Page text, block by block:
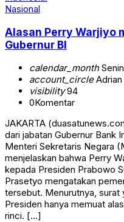
Nasional
Alasan Perry Warjiyo
Gubernur BI
calendar_month
account_circleAdrian
visibility94
0Komentar
JAKARTA
dari jabatan Gubernur Bank
Menteri Sekretaris Negara
menjelaskan bahwa Perry
kepada Presiden Prabowo
Prasetyo mengatakan
tersebut. Menurutnya, surat
Presiden hanya memuat
rinci. […]